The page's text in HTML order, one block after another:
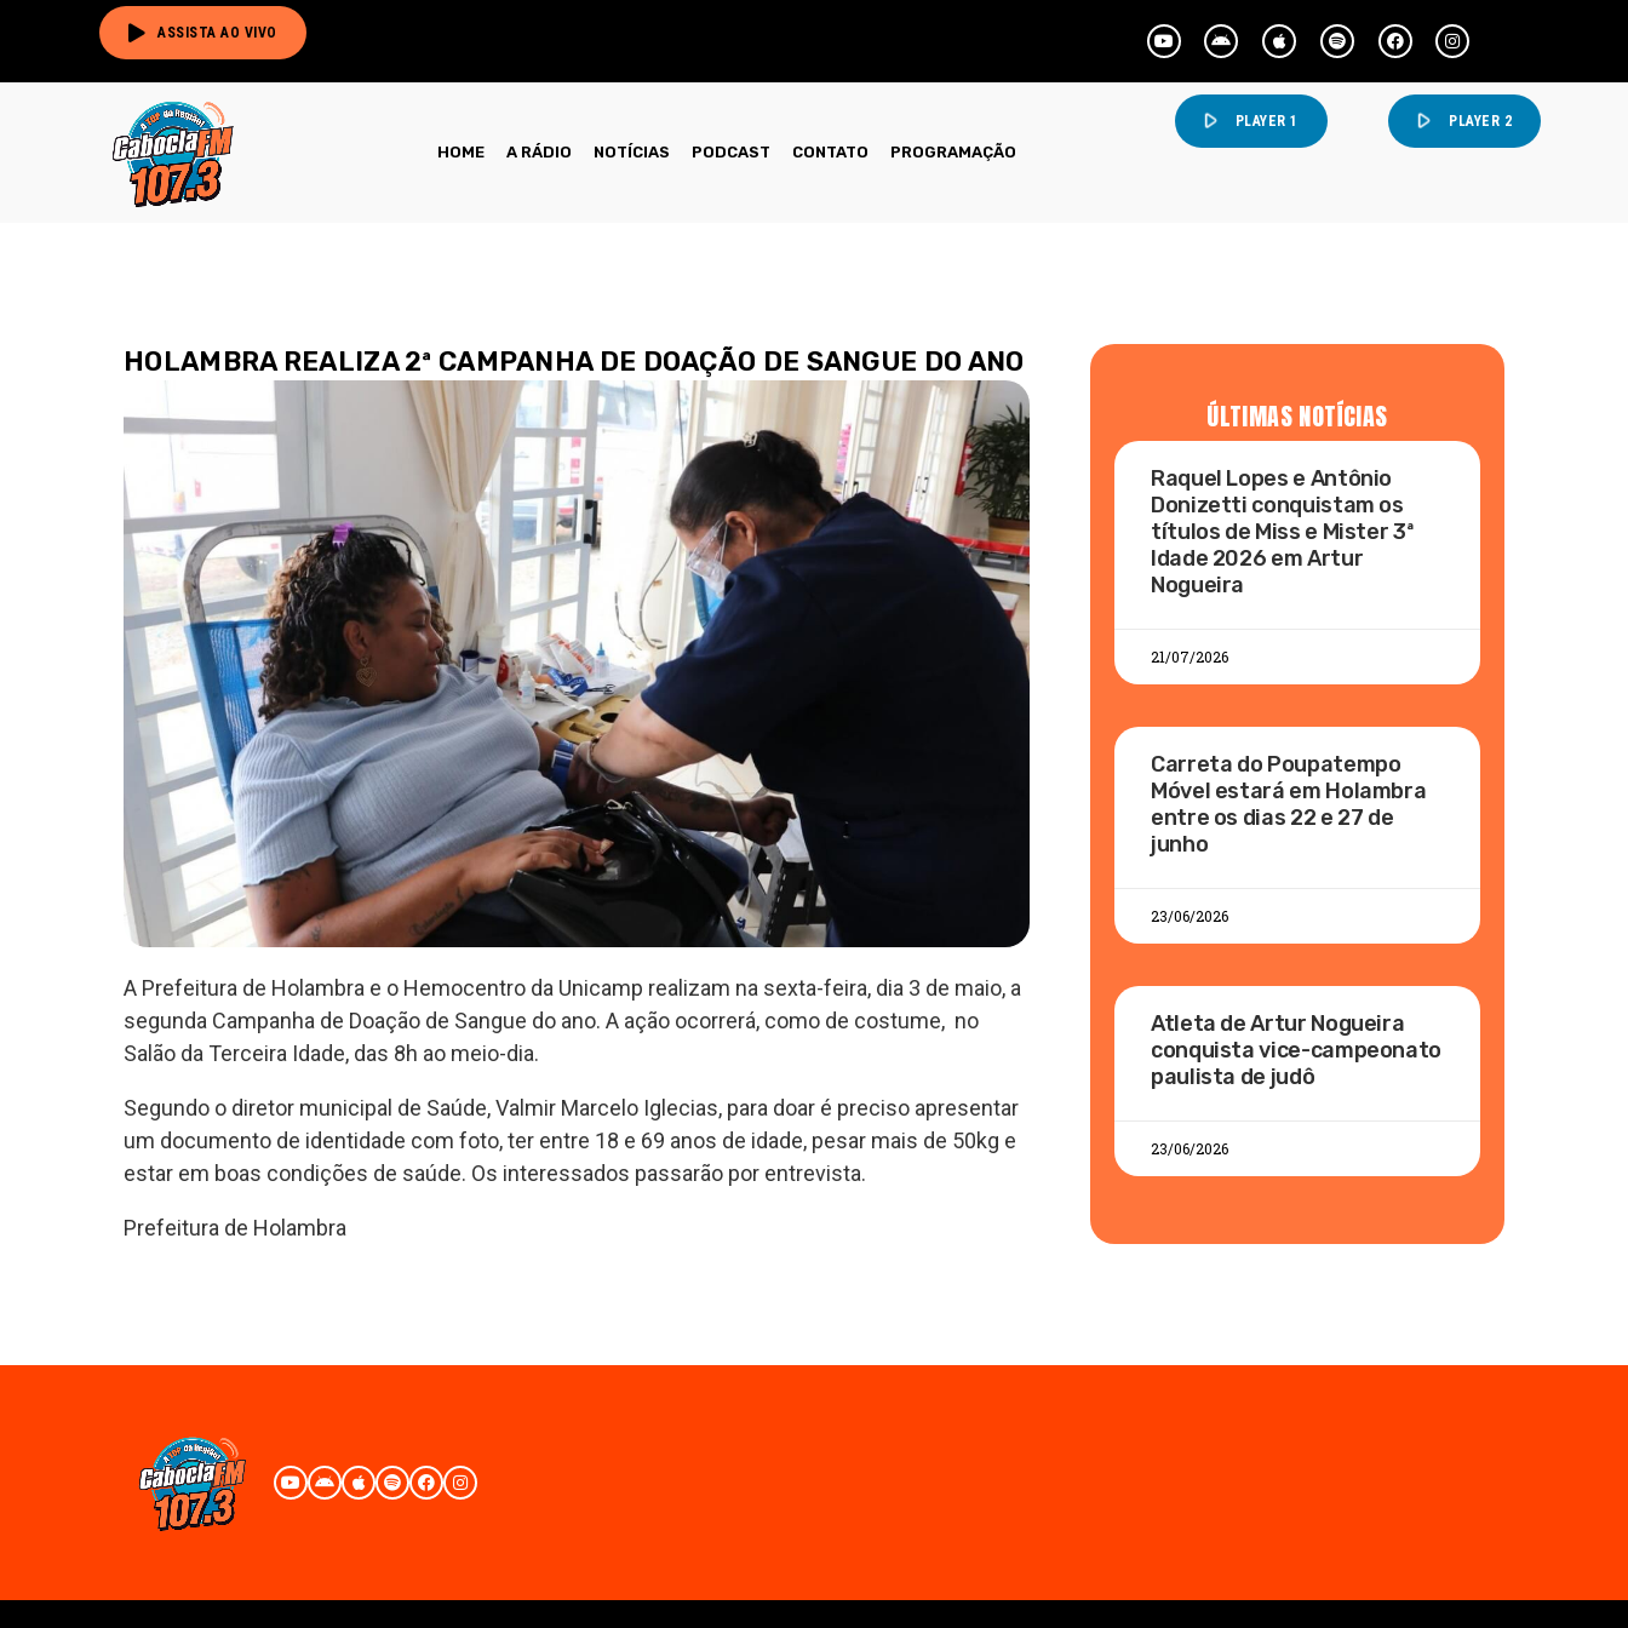
ASSISTA AO VIVO
HOME A RÁDIO NOTÍCIAS PODCAST CONTATO PROGRAMAÇÃO
play_arrow PLAYER 1 play_arrow PLAYER 2
HOLAMBRA REALIZA 2ª CAMPANHA DE DOAÇÃO DE SANGUE DO ANO
A Prefeitura de Holambra e o Hemocentro da Unicamp realizam na sexta-feira, dia 3 de maio, a
segunda Campanha de Doação de Sangue do ano. A ação ocorrerá, como de costume, no
Salão da Terceira Idade, das 8h ao meio-dia.
Segundo o diretor municipal de Saúde, Valmir Marcelo Iglecias, para doar é preciso apresentar
um documento de identidade com foto, ter entre 18 e 69 anos de idade, pesar mais de 50kg e
estar em boas condições de saúde. Os interessados passarão por entrevista.
Prefeitura de Holambra
ÚLTIMAS NOTÍCIAS
Raquel Lopes e Antônio
Donizetti conquistam os
títulos de Miss e Mister 3ª
Idade 2026 em Artur
Nogueira
21/07/2026
Carreta do Poupatempo
Móvel estará em Holambra
entre os dias 22 e 27 de
junho
23/06/2026
Atleta de Artur Nogueira
conquista vice-campeonato
paulista de judô
23/06/2026